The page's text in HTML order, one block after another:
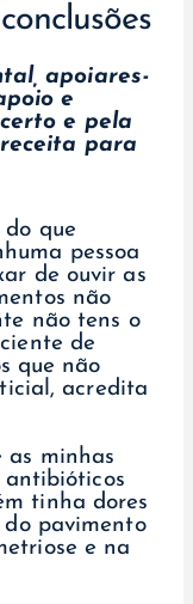
apoiares-
e
e pela
para
do que
pessoa
de ouvir as
não
não tens o
de
que não
acredita
as minhas
antibióticos
tinha dores
do pavimento
e na